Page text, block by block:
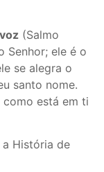
(Salmo
Senhor; ele é o
se alegra o
santo nome.
como está em ti
a História de